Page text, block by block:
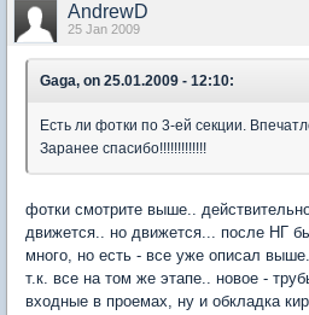
AndrewD
25 Jan 2009
Gaga, on 25.01.2009 - 12:10:
Есть ли фотки по 3-ей секции.
Заранее спасибо!!!!!!!!!!!!!
фотки смотрите выше..
движется.. но движется... после НГ
много, но есть - все уже описал
т.к. все на том же этапе.. новое -
входные в проемах, ну и обкладка